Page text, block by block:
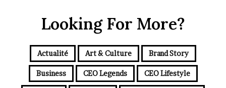
Looking For More?
Actualité Art & Culture Brand Story
Business CEO Legends CEO Lifestyle